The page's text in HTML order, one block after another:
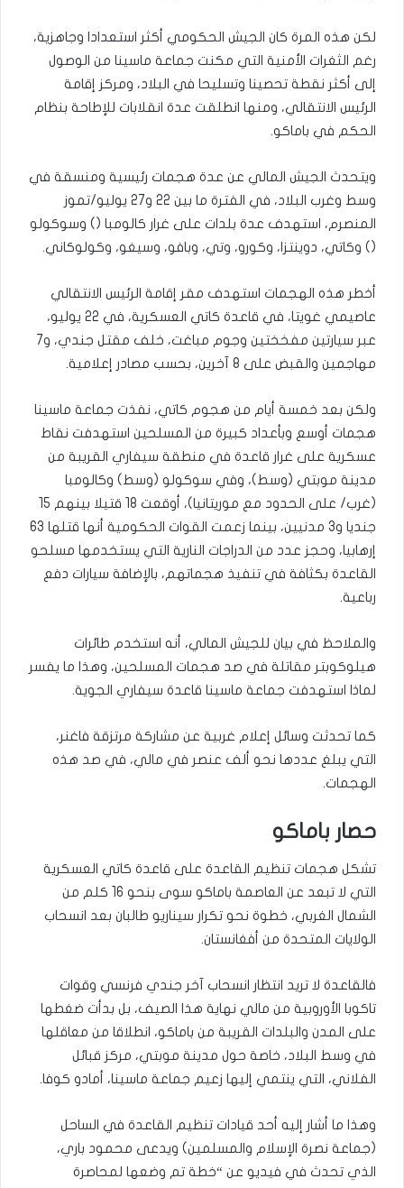
لكن هذه المرة كان الجيش الحكومي أكثر استعدادا وجاهزية،
رغم الثغرات الأمنية التي مكنت جماعة ماسينا من الوصول
إلى أكثر نقطة تحصينا وتسليحا في البلاد، ومركز إقامة
الرئيس الانتقالي، ومنها انطلقت عدة انقلابات للإطاحة بنظام
الحكم في باماكو.
ويتحدث الجيش المالي عن عدة هجمات رئيسية ومنسقة في
وسط وغرب البلاد، في الفترة ما بين 22 و27 يوليو/تموز
المنصرم، استهدف عدة بلدات على غرار كالومبا () وسوكولو
() وكاتي، دوينتزا، وكورو، وتي، وبافو، وسيغو، وكولوكاني.
أخطر هذه الهجمات استهدف مقر إقامة الرئيس الانتقالي
عاصيمي غويتا، في قاعدة كاتي العسكرية، في 22 يوليو،
عبر سيارتين مفخختين وجوم مباغت، خلف مقتل جندي، و7
مهاجمين والقبض على 8 آخرين، بحسب مصادر إعلامية.
ولكن بعد خمسة أيام من هجوم كاتي، نفذت جماعة ماسينا
هجمات أوسع وبأعداد كبيرة من المسلحين استهدفت نقاط
عسكرية على غرار قاعدة في منطقة سيفاري القريبة من
مدينة موبتي (وسط)، وفي سوكولو (وسط) وكالومبا
(غرب/ على الحدود مع موريتانيا)، أوقعت 18 قتيلا بينهم 15
جنديا و3 مدنيين، بينما زعمت القوات الحكومية أنها قتلها 63
إرهابيا، وحجز عدد من الدراجات النارية التي يستخدمها مسلحو
القاعدة بكثافة في تنفيذ هجماتهم، بالإضافة سيارات دفع
رباعية.
والملاحظ في بيان للجيش المالي، أنه استخدم طائرات
هيلوكوبتر مقاتلة في صد هجمات المسلحين، وهذا ما يفسر
لماذا استهدفت جماعة ماسينا قاعدة سيفاري الجوية.
كما تحدثت وسائل إعلام غربية عن مشاركة مرتزقة فاغنر،
التي يبلغ عددها نحو ألف عنصر في مالي، في صد هذه
الهجمات.
حصار باماكو
تشكل هجمات تنظيم القاعدة على قاعدة كاتي العسكرية
التي لا تبعد عن العاصمة باماكو سوى بنحو 16 كلم من
الشمال الغربي، خطوة نحو تكرار سيناريو طالبان بعد انسحاب
الولايات المتحدة من أفغانستان.
فالقاعدة لا تريد انتظار انسحاب آخر جندي فرنسي وقوات
تاكوبا الأوروبية من مالي نهاية هذا الصيف، بل بدأت ضغطها
على المدن والبلدات القريبة من باماكو، انطلاقا من معاقلها
في وسط البلاد، خاصة حول مدينة موبتي، مركز قبائل
الفلاني، التي ينتمي إليها زعيم جماعة ماسينا، أمادو كوفا.
وهذا ما أشار إليه أحد قيادات تنظيم القاعدة في الساحل
(جماعة نصرة الإسلام والمسلمين) ويدعى محمود باري،
الذي تحدث في فيديو عن “خطة تم وضعها لمحاصرة